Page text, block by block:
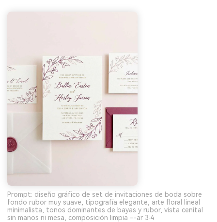
Prompt: diseño gráfico de set de invitaciones de boda sobre
fondo rubor muy suave, tipografía elegante, arte floral lineal
minimalista, tonos dominantes de bayas y rubor, vista cenital
sin manos ni mesa, composición limpia --ar 3:4